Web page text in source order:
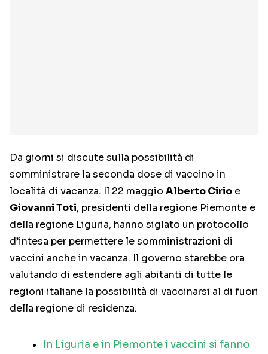
Da giorni si discute sulla possibilità di
somministrare la seconda dose di vaccino in
località di vacanza. Il 22 maggio Alberto Cirio e
Giovanni Toti, presidenti della regione Piemonte e
della regione Liguria, hanno siglato un protocollo
d’intesa per permettere le somministrazioni di
vaccini anche in vacanza. Il governo starebbe ora
valutando di estendere agli abitanti di tutte le
regioni italiane la possibilità di vaccinarsi al di fuori
della regione di residenza.
In Liguria e in Piemonte i vaccini si fanno